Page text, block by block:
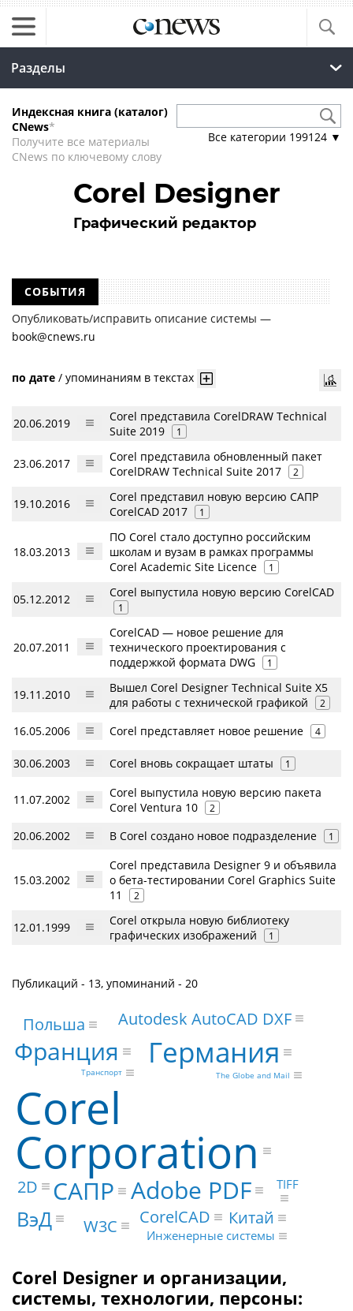
Разделы
Индексная книга (каталог)
CNews*
Получите все материалы
CNews по ключевому слову
Все категории 199124 ▼
Corel Designer
Графический редактор
СОБЫТИЯ
Опубликовать/исправить описание системы —
book@cnews.ru
по дате / упоминаниям в текстах
20.06.2019
Corel представила CorelDRAW Technical
Suite 2019
1
23.06.2017
Corel представила обновленный пакет
CorelDRAW Technical Suite 2017
2
19.10.2016
Corel представил новую версию САПР
CorelCAD 2017
1
18.03.2013
ПО Corel стало доступно российским
школам и вузам в рамках программы
Corel Academic Site Licence
1
05.12.2012 Corel выпустила новую версию CorelCAD
1
20.07.2011
CorelCAD — новое решение для
технического проектирования с
поддержкой формата DWG
1
19.11.2010
Вышел Corel Designer Technical Suite X5
для работы с технической графикой
2
16.05.2006 Corel представляет новое решение 4
30.06.2003 Corel вновь сокращает штаты 1
11.07.2002
Corel выпустила новую версию пакета
Corel Ventura 10
2
20.06.2002 В Corel создано новое подразделение 1
15.03.2002
Corel представила Designer 9 и объявила
о бета-тестировании Corel Graphics Suite
11
2
12.01.1999
Corel открыла новую библиотеку
графических изображений
1
Публикаций - 13, упоминаний - 20
Corel
Corporation
Германия
САПР Adobe PDF
Франция
ВэД W3C
2D
CorelCAD
Autodesk AutoCAD DXF
Китай
Польша
TIFF
Инженерные системы
Транспорт The Globe and Mail
Corel Designer и организации,
системы, технологии, персоны: